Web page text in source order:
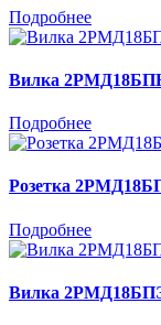
Подробнее
Вилка
Подробнее
Розетка
Подробнее
Вилка